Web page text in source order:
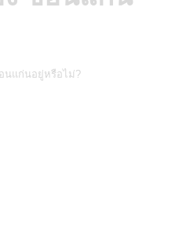
นแก่นอยู่หรือไม่?